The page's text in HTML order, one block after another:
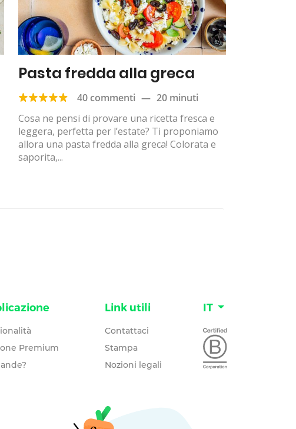
Pasta fredda alla greca
40 commenti — 20 minuti
Cosa ne pensi di provare una ricetta fresca e
leggera, perfetta per l’estate? Ti proponiamo
allora una pasta fredda alla greca! Colorata e
saporita,...
Premium
Link utili
Contattaci
Stampa
Nozioni legali
IT